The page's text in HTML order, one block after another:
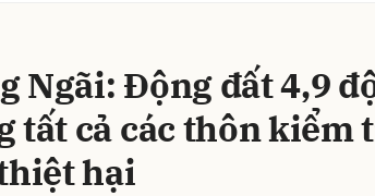
Ngãi: Động đất 4,9
tất cả các thôn kiểm
hại